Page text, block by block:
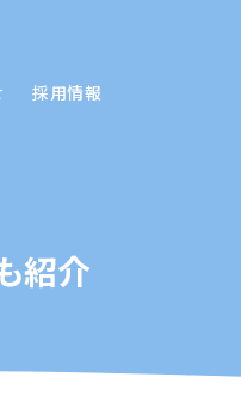
採用情報
紹介